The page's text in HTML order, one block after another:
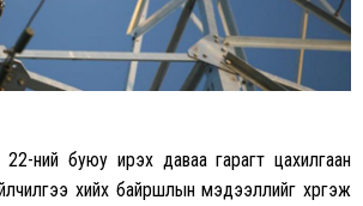
22-ний буюу ирэх даваа гарагт цахилгаан
хийх байршлын мэдээллийг хүргэж